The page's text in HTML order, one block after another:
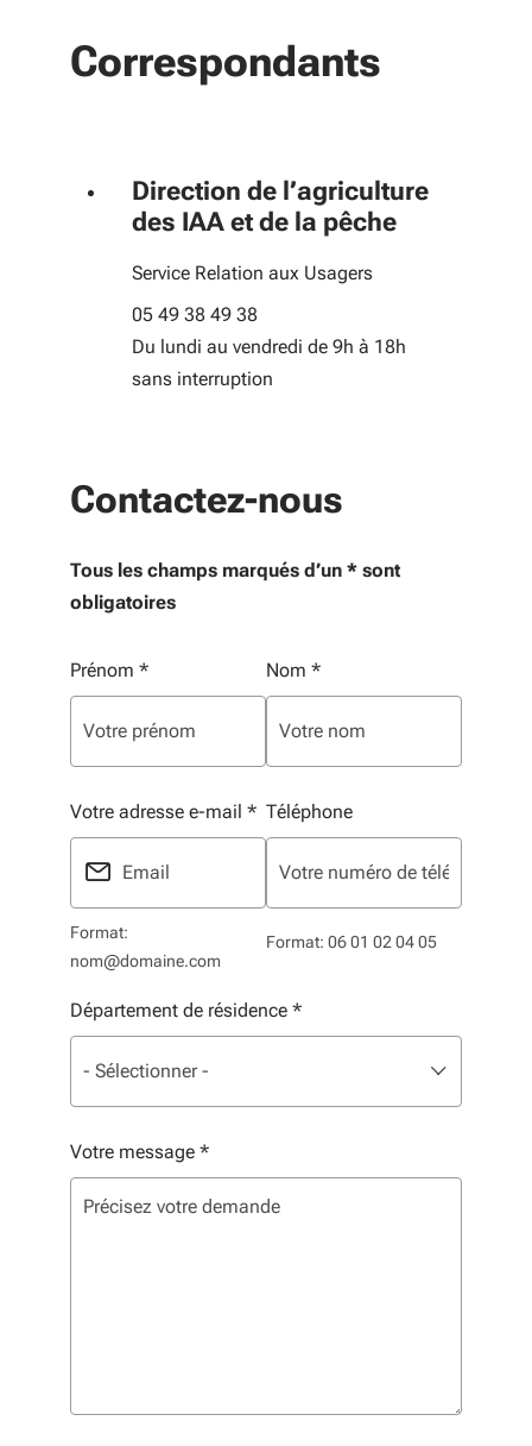
Correspondants
Direction de l’agriculture
des IAA et de la pêche
Service Relation aux Usagers
05 49 38 49 38
Du lundi au vendredi de 9h à 18h
sans interruption
Contactez-nous
Tous les champs marqués d’un * sont
obligatoires
Vos informations personnelles
Prénom * Nom *
Votre adresse e-mail *
Format:
nom@domaine.com
Téléphone
Format: 06 01 02 04 05
Département de résidence *
- Sélectionner -
Votre message *